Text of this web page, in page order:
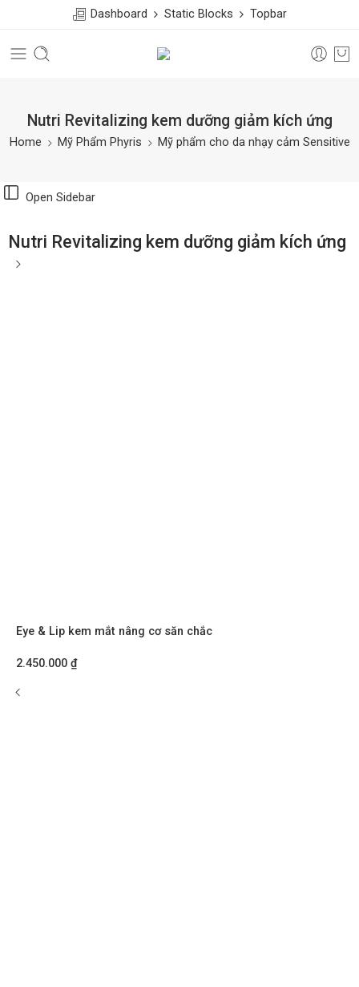
Dashboard Static Blocks Topbar
Nutri Revitalizing kem dưỡng giảm kích ứng
Home Mỹ Phẩm Phyris Mỹ phẩm cho da nhạy cảm Sensitive
Open Sidebar
Nutri Revitalizing kem dưỡng giảm kích ứng
Eye & Lip kem mắt nâng cơ săn chắc
2.450.000 ₫